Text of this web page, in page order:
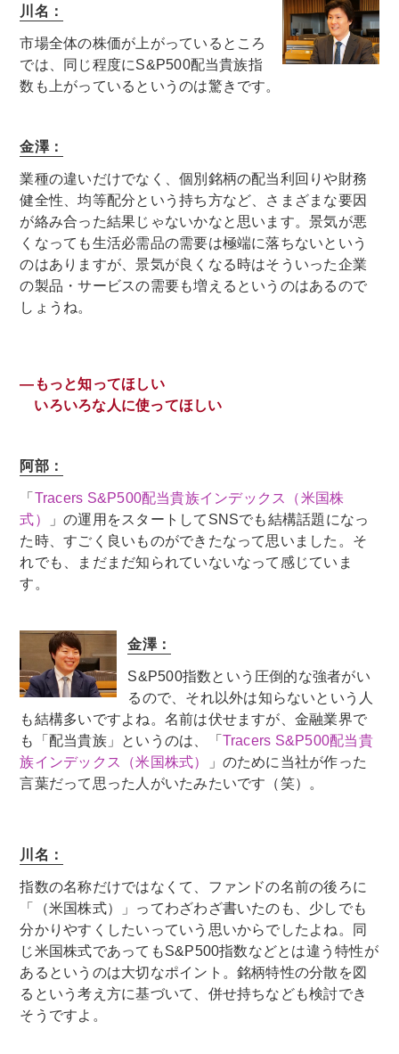
川名：
市場全体の株価が上がっているところ
では、同じ程度にS&P500配当貴族指
数も上がっているというのは驚きです。
金澤：
業種の違いだけでなく、個別銘柄の配当利回りや財務
健全性、均等配分という持ち方など、さまざまな要因
が絡み合った結果じゃないかなと思います。景気が悪
くなっても生活必需品の需要は極端に落ちないという
のはありますが、景気が良くなる時はそういった企業
の製品・サービスの需要も増えるというのはあるので
しょうね。
―もっと知ってほしい
いろいろな人に使ってほしい
阿部：
「 Tracers S&P500配当貴族インデックス（米国株
式）
」の運用をスタートしてSNSでも結構話題になっ
た時、すごく良いものができたなって思いました。そ
れでも、まだまだ知られていないなって感じていま
す。
金澤：
S&P500指数という圧倒的な強者がい
るので、それ以外は知らないという人
も結構多いですよね。名前は伏せますが、金融業界で
も「配当貴族」というのは、「 Tracers S&P500配当貴
族インデックス（米国株式）
」のために当社が作った
言葉だって思った人がいたみたいです（笑）。
川名：
指数の名称だけではなくて、ファンドの名前の後ろに
「（米国株式）」ってわざわざ書いたのも、少しでも
分かりやすくしたいっていう思いからでしたよね。同
じ米国株式であってもS&P500指数などとは違う特性が
あるというのは大切なポイント。銘柄特性の分散を図
るという考え方に基づいて、併せ持ちなども検討でき
そうですよ。